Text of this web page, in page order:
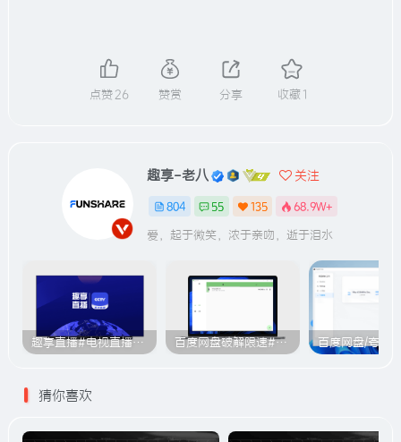
点赞26 赞赏 分享 收藏 1
趣享-老八 关注
804 55 135 68.9W+
爱，起于微笑，浓于亲吻，逝于泪水
趣享直播#电视直播软件#2000+个超清直播频道#支持电视和安卓手机 百度网盘破解限速#突破官方限速#满速下载#A614
猜你喜欢